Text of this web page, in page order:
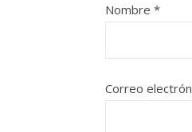
Nombre *
Correo